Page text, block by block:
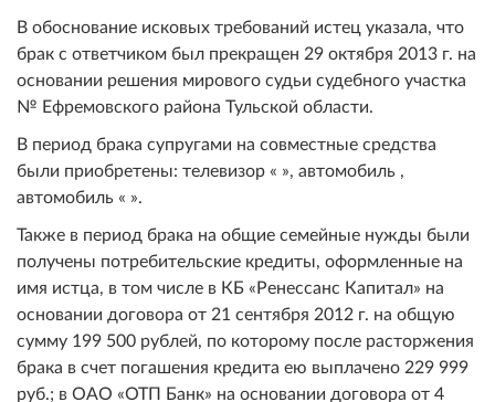
В обоснование исковых требований истец указала, что
брак с ответчиком был прекращен 29 октября 2013 г. на
основании решения мирового судьи судебного участка
№ Ефремовского района Тульской области.
В период брака супругами на совместные средства
были приобретены: телевизор « », автомобиль ,
автомобиль « ».
Также в период брака на общие семейные нужды были
получены потребительские кредиты, оформленные на
имя истца, в том числе в КБ «Ренессанс Капитал» на
основании договора от 21 сентября 2012 г. на общую
сумму 199 500 рублей, по которому после расторжения
брака в счет погашения кредита ею выплачено 229 999
руб.; в ОАО «ОТП Банк» на основании договора от 4